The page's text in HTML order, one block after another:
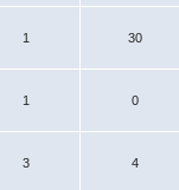
1 30
1 0
3 4